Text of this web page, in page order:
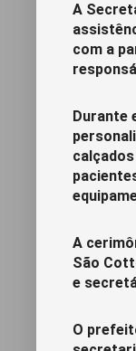
A
com a
Durante
A
São
e
O